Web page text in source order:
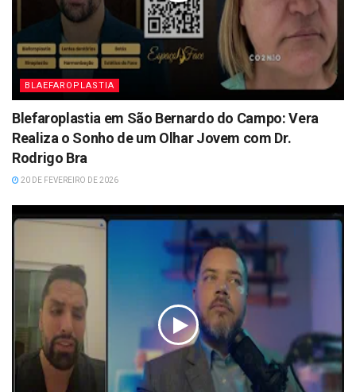
BLAEFAROPLASTIA
Blefaroplastia em São Bernardo do Campo: Vera
Realiza o Sonho de um Olhar Jovem com Dr.
Rodrigo Bra
20 DE FEVEREIRO DE 2026